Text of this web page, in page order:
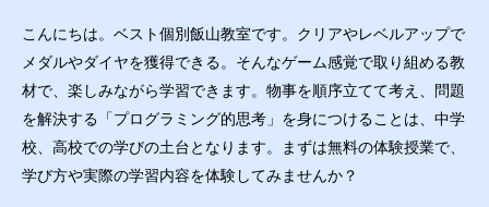
こんにちは。ベスト個別飯山教室です。クリアやレベルアップで
メダルやダイヤを獲得できる。そんなゲーム感覚で取り組める教
材で、楽しみながら学習できます。物事を順序立てて考え、問題
を解決する「プログラミング的思考」を身につけることは、中学
校、高校での学びの土台となります。まずは無料の体験授業で、
学び方や実際の学習内容を体験してみませんか？